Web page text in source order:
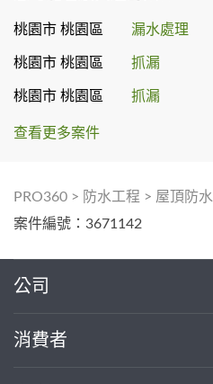
桃園市 桃園區 漏水處理
桃園市 桃園區 抓漏
桃園市 桃園區 抓漏
查看更多案件
PRO360 > 防水工程 > 屋頂防水
案件編號：3671142
公司
消費者